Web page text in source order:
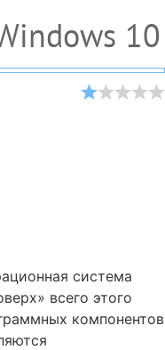
10
система
всего этого
компонентов